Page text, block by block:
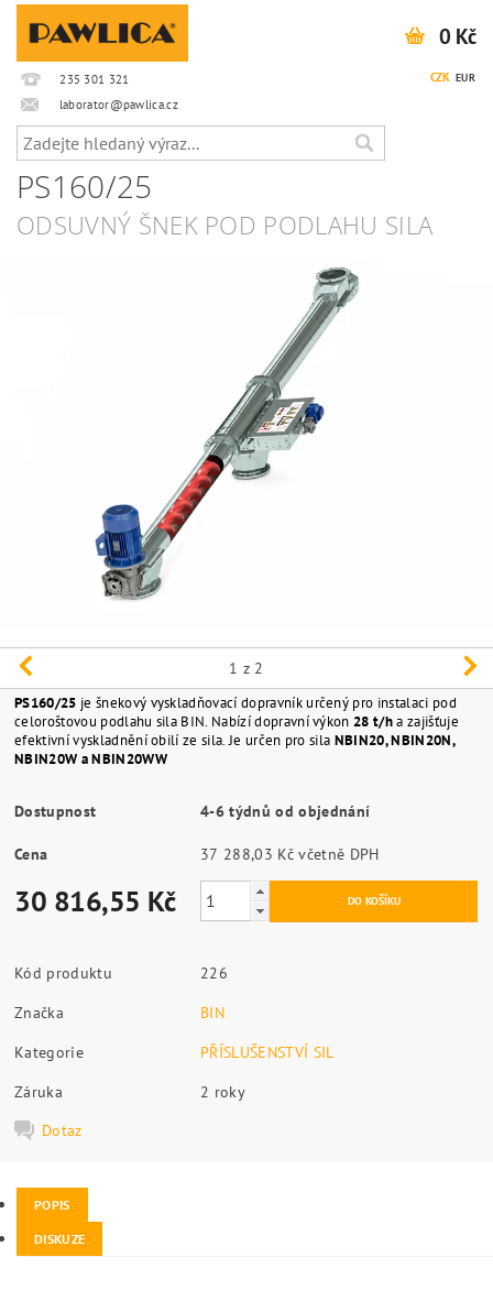
235 301 321
laborator@pawlica.cz
CZK EUR
0 Kč
PS160/25
ODSUVNÝ ŠNEK POD PODLAHU SILA
1 z 2
PS160/25 je šnekový vyskladňovací dopravník určený pro instalaci pod
celoroštovou podlahu sila BIN. Nabízí dopravní výkon 28 t/ha zajišťuje
efektivní vyskladnění obilí ze sila. Je určen pro sila NBIN20, NBIN20N,
NBIN20W a NBIN20WW
Dostupnost 4-6 týdnů od objednání
Cena 37 288,03 Kč včetně DPH
30 816,55 Kč
Kód produktu
226
Značka
BIN
Kategorie
PŘÍSLUŠENSTVÍ SIL
Záruka
2 roky
Dotaz
POPIS
DISKUZE